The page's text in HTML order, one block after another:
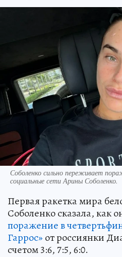
Соболенко сильно переживает
социальные сети Арины Соболенко.
Первая ракетка мира
Соболенко сказала, как
поражение в
Гаррос» от россиянки
счетом 3:6, 7:5, 6:0.